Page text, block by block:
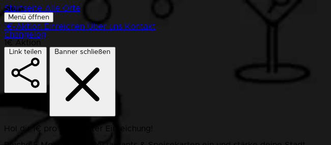
Startseite Alle Orte
Menü öffnen
1€-Aktion Einreichen Über uns Kontakt
Changelog
1€ Aktion
Link teilen Banner schließen
Hol dir 1€ pro bestätigter Einreichung!